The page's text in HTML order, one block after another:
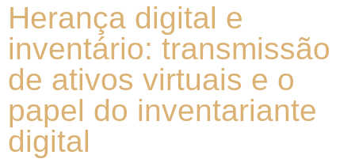
Herança digital e
inventário: transmissão
de ativos virtuais e o
papel do inventariante
digital